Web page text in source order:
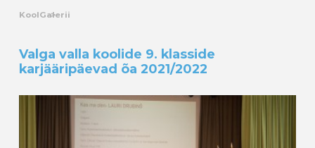
KoolGalerii
Valga valla koolide 9. klasside
karjääripäevad õa 2021/2022